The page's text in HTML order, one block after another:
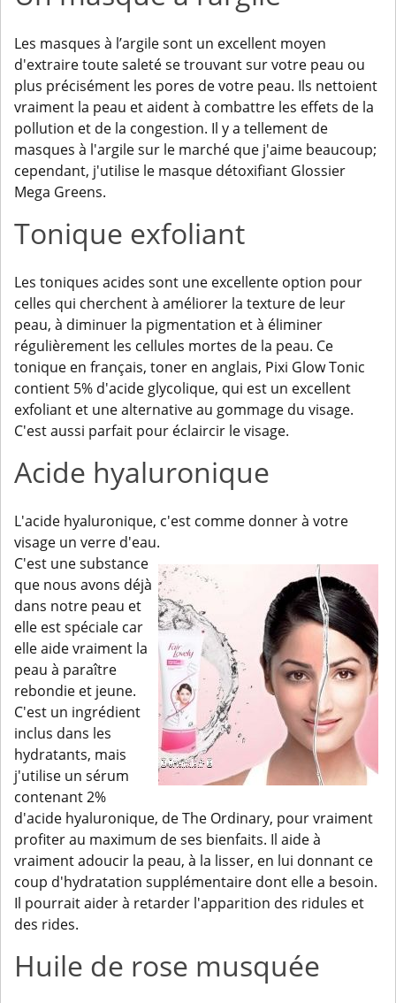
Les masques à l’argile sont un excellent moyen
d'extraire toute saleté se trouvant sur votre peau ou
plus précisément les pores de votre peau. Ils nettoient
vraiment la peau et aident à combattre les effets de la
pollution et de la congestion. Il y a tellement de
masques à l'argile sur le marché que j'aime beaucoup;
cependant, j'utilise le masque détoxifiant Glossier
Mega Greens.
Tonique exfoliant
Les toniques acides sont une excellente option pour
celles qui cherchent à améliorer la texture de leur
peau, à diminuer la pigmentation et à éliminer
régulièrement les cellules mortes de la peau. Ce
tonique en français, toner en anglais, Pixi Glow Tonic
contient 5% d'acide glycolique, qui est un excellent
exfoliant et une alternative au gommage du visage.
C'est aussi parfait pour éclaircir le visage.
Acide hyaluronique
L'acide hyaluronique, c'est comme donner à votre
visage un verre d'eau.
C'est une substance
que nous avons déjà
dans notre peau et
elle est spéciale car
elle aide vraiment la
peau à paraître
rebondie et jeune.
C'est un ingrédient
inclus dans les
hydratants, mais
j'utilise un sérum
contenant 2%
d'acide hyaluronique, de The Ordinary, pour vraiment
profiter au maximum de ses bienfaits. Il aide à
vraiment adoucir la peau, à la lisser, en lui donnant ce
coup d'hydratation supplémentaire dont elle a besoin.
Il pourrait aider à retarder l'apparition des ridules et
des rides.
Huile de rose musquée